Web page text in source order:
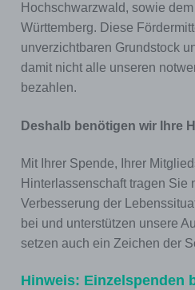
Hochschwarzwald, sowie
Württemberg. Diese
unverzichtbaren Grundstock
damit nicht alle unseren
bezahlen.
Deshalb benötigen wir Ihre
Mit Ihrer Spende, Ihrer
Hinterlassenschaft tragen Sie
Verbesserung der
bei und unterstützen unsere
setzen auch ein Zeichen der
Hinweis: Einzelspenden